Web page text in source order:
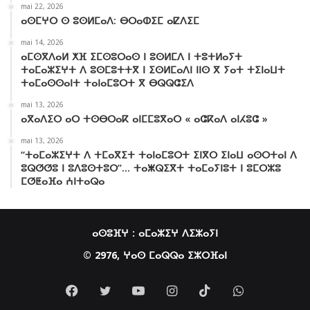
mai 22, 2026
ⴰⵙⵎⵖⵔ ⵙ ⵓⵙⵍⵎⴰⴷ: ⴱⵔⴰⵀⵉⵎ ⴰⵇⴷⵉⵎ
mai 14, 2026
ⴰⵎⵙⴳⴷⴰⵍ ⵅⴼ ⵉⵎⵙⵓⵔⴰⵙ ⵏ ⵓⵙⵍⵎⴷ ⵏ ⵜⵓⵜⵍⴰⵢⵜ
ⵜⴰⵎⴰⵣⵉⵖⵜ ⴷ ⵓⵙⵎⵓⵜⵜⴳ ⵏ ⵉⵙⵍⵎⴰⴷⵏ ⵏⵏⵙ ⴳ ⵢⴰⵜ ⵜⵉⵏⴰⵡⵜ
ⵜⴰⵎⴰⵙⵙⴰⵏⵜ ⵜⴰⵏⴰⵎⵓⵔⵜ ⴳ ⴱⵕⵕⵛⵉⴷ
mai 13, 2026
ⴰⴳⴰⴷⵉⵔ ⴰⵔ ⵜⵙⴱⵔⴰⴽ ⴰⵏⵎⵎⵓⴳⴰⵔ « ⴰⵛⴽⴰⴷ ⴰⵏⵃⵓⵛ »
mai 13, 2026
“ⵜⴰⵎⴰⵣⵉⵖⵜ ⴷ ⵜⵎⴰⴳⵉⵜ ⵜⴰⵏⴰⵎⵓⵔⵜ ⵉⵏⴳⵔ ⵉⵏⴰⵡ ⴰⵙⵔⵜⴰⵏ ⴷ
ⵓⵕⵚⵚⵓ ⵏ ⵓⴷⵓⵙⵜⵓⵔ”… ⵜⴰⵥⵕⵉⴳⵜ ⵜⴰⵎⴰⵢⵏⵓⵜ ⵏ ⵓⵎⵔⵣⵓ
ⵎⵚⵟⴰⴼⴰ ⵄⵏⵜⴰⵕⴰ
ⴰⵙⵓⴼⵖ : ⴰⵎⴰⵣⵉⵖ ⴷⵉⵣⴰⵢⵏ
© 2976, ⵖⴰⵙ ⵎⴰⵕⵕⴰ ⵉⵣⵔⴼⴰⵏ
Facebook
Twitter YouTubeInstagram
TikTokWhatsApp